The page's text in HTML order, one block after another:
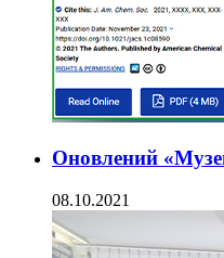
Оновлений
08.10.2021